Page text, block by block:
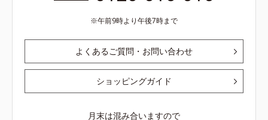
午前9時より午後7時まで
よくあるご質問・お問い合わせ
ショッピングガイド
月末は混み合いますので